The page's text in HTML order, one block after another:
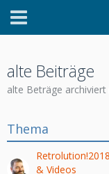
alte Beiträge
alte Beträge
Thema
& Videos